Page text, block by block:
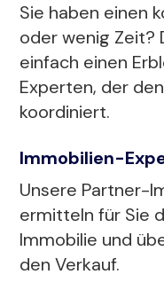
Sie haben einen
oder wenig Zeit?
einfach einen
Experten, der
koordiniert.
Immobilien-
Unsere Partner-
ermitteln für Sie
Immobilie und
den Verkauf.